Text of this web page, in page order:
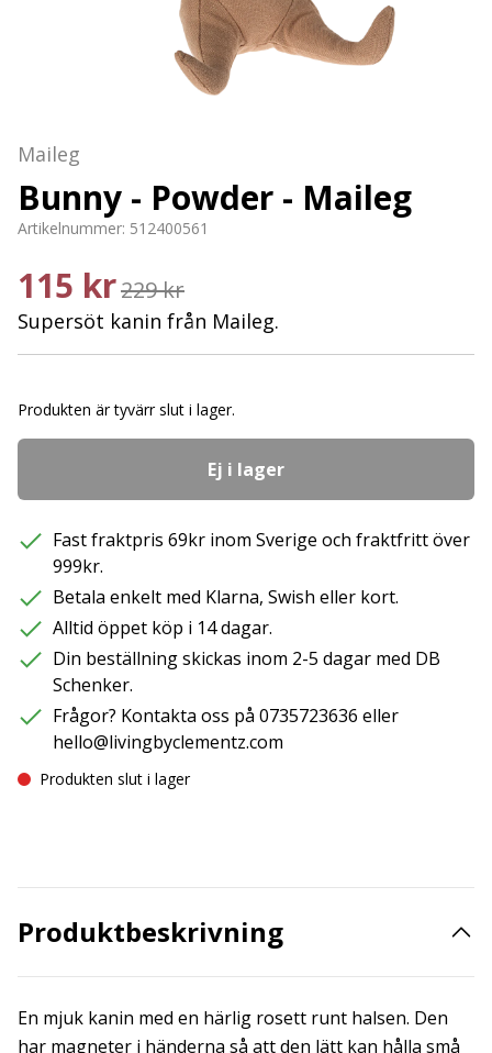
Maileg
Bunny - Powder - Maileg
Artikelnummer: 512400561
115 kr229 kr
Supersöt kanin från Maileg.
Produkten är tyvärr slut i lager.
Ej i lager
Fast fraktpris 69kr inom Sverige och fraktfritt över
999kr.
Betala enkelt med Klarna, Swish eller kort.
Alltid öppet köp i 14 dagar.
Din beställning skickas inom 2-5 dagar med DB
Schenker.
Frågor? Kontakta oss på 0735723636 eller
hello@livingbyclementz.com
Produkten slut i lager
Produktbeskrivning
En mjuk kanin med en härlig rosett runt halsen. Den
har magneter i händerna så att den lätt kan hålla små